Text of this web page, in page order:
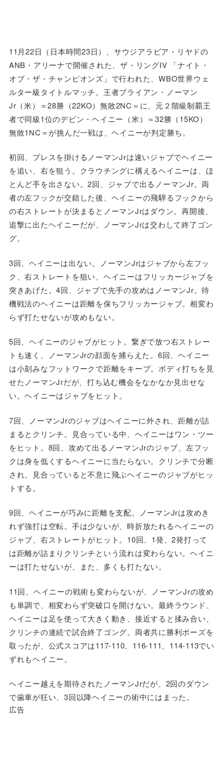
11月22日（日本時間23日）、サウジアラビア・リヤドの
ANB・アリーナで開催された、ザ・リングIV 「ナイト・
オブ・ザ・チャンピオンズ」で行われた、WBO世界ウェ
ルター級タイトルマッチ。王者ブライアン・ノーマン
Jr（米）＝28勝（22KO）無敗2NC＝に、元２階級制覇王
者で同級1位のデビン・ヘイニー（米）＝32勝（15KO）
無敗1NC＝が挑んだ一戦は、ヘイニーが判定勝ち。
初回、プレスを掛けるノーマンJrは速いジャブでヘイニー
を追い、右を狙う。クラウチングに構えるヘイニーは、ほ
とんど手を出さない。2回、ジャブで出るノーマンJr。両
者の左フックが交錯した後、ヘイニーの飛騨るフックから
の右ストレートが決まるとノーマンJrはダウン。再開後、
追撃に出たヘイニーだが、ノーマンJrは交わして終了ゴン
グ。
3回、ヘイニーは出ない。ノーマンJrはジャブから左フッ
ク、右ストレートを狙い、ヘイニーはフリッカージャブを
突きあげた。4回、ジャブで先手の攻めはノーマンJr。待
機戦法のヘイニーは距離を保ちフリッカージャブ。相変わ
らず打たせないが攻めもない。
5回、ヘイニーのジャブがヒット。繋ぎで放つ右ストレー
トも速く、ノーマンJrの顔面を捕らえた。6回、ヘイニー
は小刻みなフットワークで距離をキープ。ボディ打ちを見
せたノーマンJrだが、打ち込む機会をなかなか見出せな
い。ヘイニーはジャブをヒット。
7回、ノーマンJrのジャブはヘイニーに外され、距離が詰
まるとクリンチ。見合っている中、ヘイニーはワン・ツー
をヒット。8回、攻めて出るノーマンJrのジャブ、左フッ
クは身を低くするヘイニーに当たらない。クリンチで分断
され、見合っていると不意に飛ぶヘイニーのジャブがヒッ
トする。
9回、ヘイニーが巧みに距離を支配。ノーマンJrは攻めき
れず強打は空転。手は少ないが、時折放たれるヘイニーの
ジャブ、右ストレートがヒット。10回、1発、2発打って
は距離が詰まりクリンチという流れは変わらない。ヘイニ
ーは打たせないが、また、多くも打たない。
11回、ヘイニーの戦術も変わらないが、ノーマンJrの攻め
も単調で、相変わらず突破口を開けない。最終ラウンド、
ヘイニーは足を使って大きく動き、接近すると揉み合い、
クリンチの連続で試合終了ゴング。両者共に勝利ポーズを
取ったが、公式スコアは117-110、116-111、114-113でい
ずれもヘイニー。
ヘイニー越えを期待されたノーマンJrだが、2回のダウン
で歯車が狂い、3回以降ヘイニーの術中にはまった。
広告